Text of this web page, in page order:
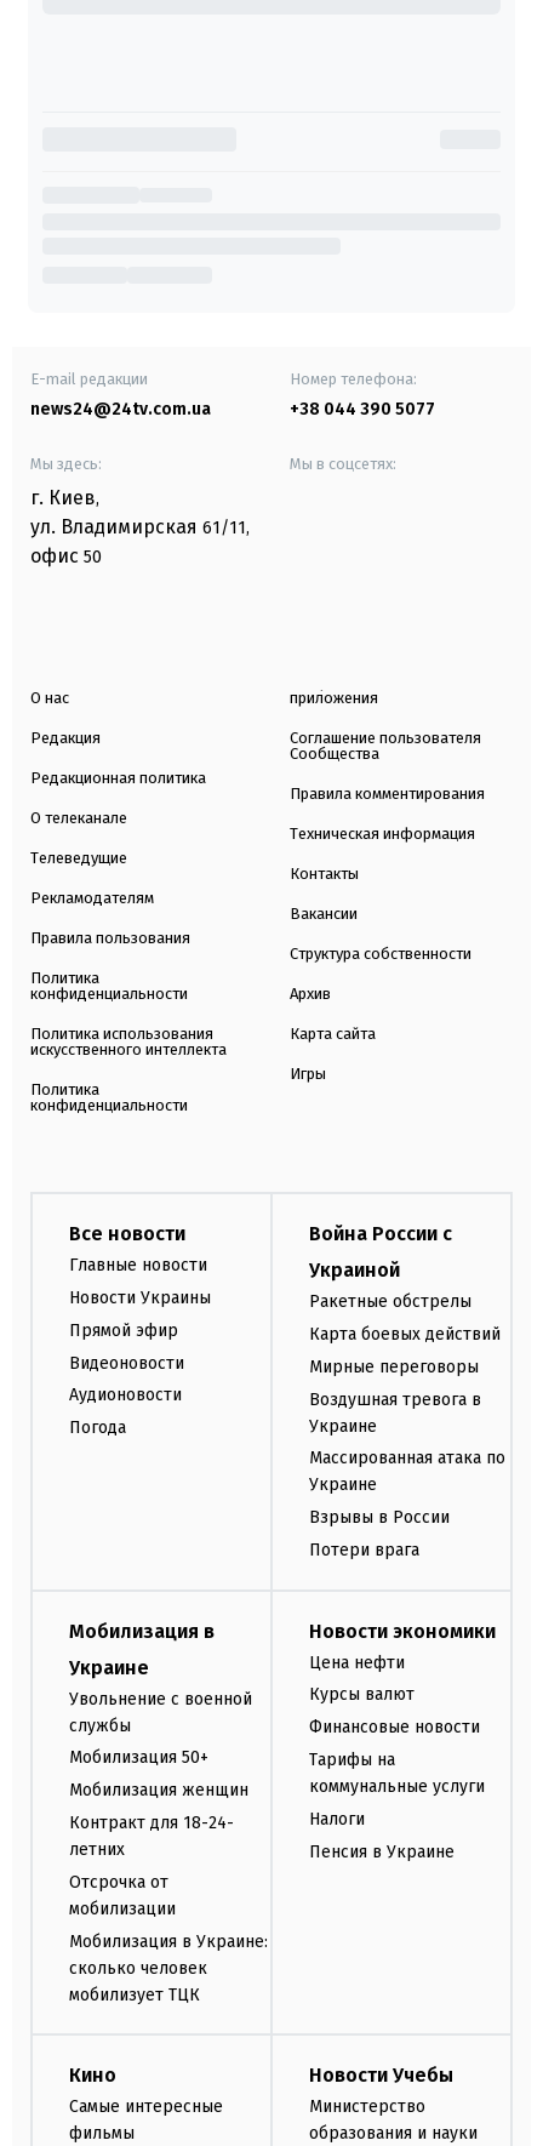
E-mail редакции
news24@24tv.com.ua
Номер телефона:
+38 044 390 5077
Мы здесь:
г. Киев,
ул. Владимирская 61/11,
офис 50
Мы в соцсетях:
О нас
Редакция
Редакционная политика
О телеканале
Телеведущие
Рекламодателям
Правила пользования
Политика
конфиденциальности
Политика использования
искусственного интеллекта
Политика
конфиденциальности
приложения
Соглашение пользователя
Сообщества
Правила комментирования
Техническая информация
Контакты
Вакансии
Структура собственности
Архив
Карта сайта
Игры
Все новости
Главные новости
Новости Украины
Прямой эфир
Видеоновости
Аудионовости
Погода
Война России с
Украиной
Ракетные обстрелы
Карта боевых действий
Мирные переговоры
Воздушная тревога в
Украине
Массированная атака по
Украине
Взрывы в России
Потери врага
Мобилизация в
Украине
Увольнение с военной
службы
Мобилизация 50+
Мобилизация женщин
Контракт для 18-24-
летних
Отсрочка от
мобилизации
Мобилизация в Украине:
сколько человек
мобилизует ТЦК
Новости экономики
Цена нефти
Курсы валют
Финансовые новости
Тарифы на
коммунальные услуги
Налоги
Пенсия в Украине
Кино
Самые интересные
фильмы
Новости Учебы
Министерство
образования и науки